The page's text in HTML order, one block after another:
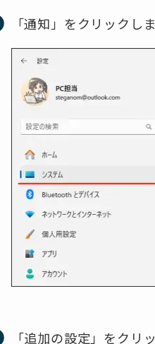
「通知」をクリックしま
「追加の設定」をクリ